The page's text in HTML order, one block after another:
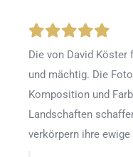
Die von David Köster
und mächtig. Die
Komposition und
Landschaften
verkörpern ihre